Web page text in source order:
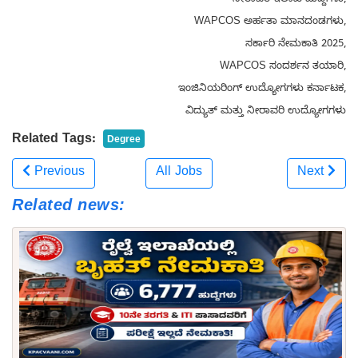
WAPCOS ಅರ್ಹತಾ ಮಾನದಂಡಗಳು,
ಸರ್ಕಾರಿ ನೇಮಕಾತಿ 2025,
WAPCOS ಸಂದರ್ಶನ ತಯಾರಿ,
ಇಂಜಿನಿಯರಿಂಗ್ ಉದ್ಯೋಗಗಳು ಕರ್ನಾಟಕ,
ವಿದ್ಯುತ್ ಮತ್ತು ನೀರಾವರಿ ಉದ್ಯೋಗಗಳು
Related Tags: Degree
Previous All Jobs
Next
Related news: